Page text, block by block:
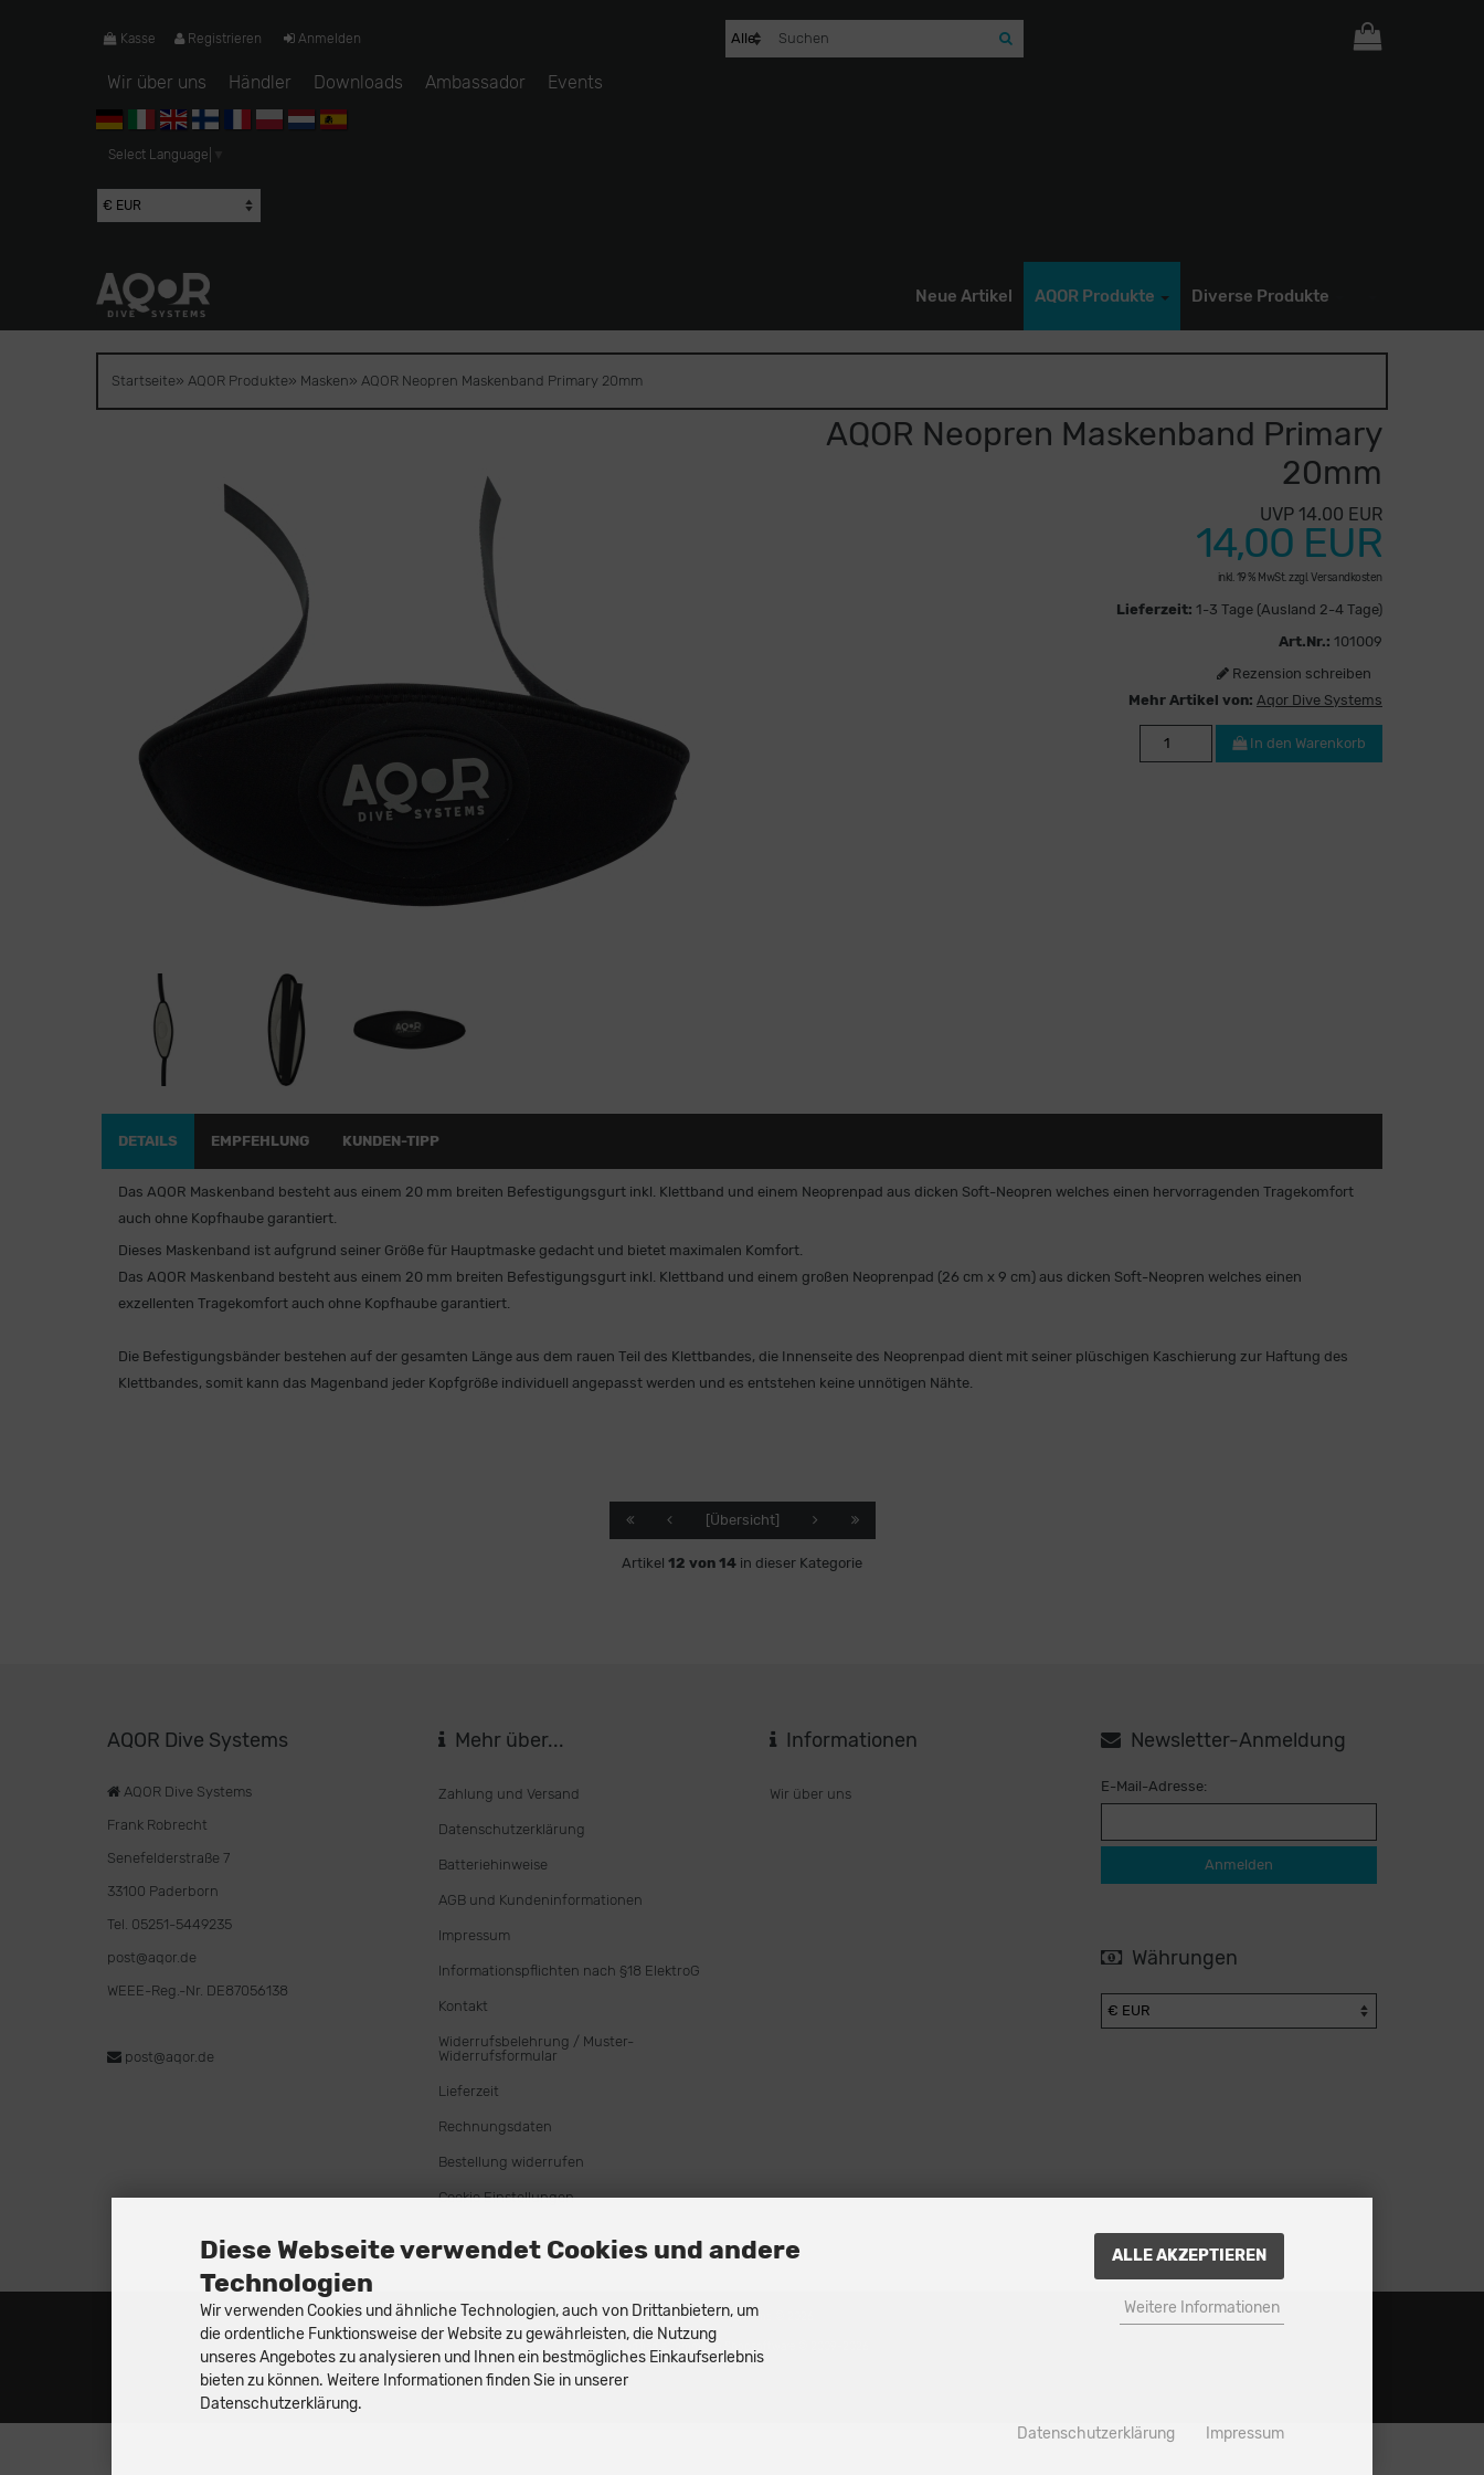
Kasse Registrieren Anmelden
Wir über uns Händler Downloads Ambassador Events
Select Language
AQOR Produkte Diverse Produkte
Neue Artikel
Startseite» AQOR Produkte» Masken» AQOR Neopren Maskenband Primary 20mm
AQOR Neopren Maskenband Primary
20mm
UVP 14.00 EUR
14,00 EUR
inkl. 19 % MwSt. zzgl.Versandkosten
Lieferzeit: 1-3 Tage (Ausland 2-4 Tage)
Art.Nr.: 101009
Rezension schreiben
Mehr Artikel von: Aqor Dive Systems
In den Warenkorb
DETAILS EMPFEHLUNG KUNDEN-TIPP
Das AQOR Maskenband besteht aus einem 20 mm breiten Befestigungsgurt inkl. Klettband und einem Neoprenpad aus dicken Soft-Neopren welches einen hervorragenden Tragekomfort
auch ohne Kopfhaube garantiert.
Dieses Maskenband ist aufgrund seiner Größe für Hauptmaske gedacht und bietet maximalen Komfort.
Das AQOR Maskenband besteht aus einem 20 mm breiten Befestigungsgurt inkl. Klettband und einem großen Neoprenpad (26 cm x 9 cm) aus dicken Soft-Neopren welches einen
exzellenten Tragekomfort auch ohne Kopfhaube garantiert.
Die Befestigungsbänder bestehen auf der gesamten Länge aus dem rauen Teil des Klettbandes, die Innenseite des Neoprenpad dient mit seiner plüschigen Kaschierung zur Haftung des
Klettbandes, somit kann das Magenband jeder Kopfgröße individuell angepasst werden und es entstehen keine unnötigen Nähte.
[Übersicht]
Artikel 12 von 14 in dieser Kategorie
AQOR Dive Systems
AQOR Dive Systems
Frank Robrecht
Senefelderstraße 7
33100 Paderborn
Tel. 05251-5449235
post@aqor.de
WEEE-Reg.-Nr. DE87056138
post@aqor.de
Mehr über...
Zahlung und Versand
Datenschutzerklärung
Batteriehinweise
AGB und Kundeninformationen
Impressum
Informationspflichten nach §18 ElektroG
Kontakt
Widerrufsbelehrung / Muster-
Widerrufsformular
Lieferzeit
Rechnungsdaten
Bestellung widerrufen
Cookie Einstellungen
Informationen
Wir über uns
Newsletter-Anmeldung
E-Mail-Adresse:
Anmelden
Währungen
AQOR Dive Systems © 2026
ified eCommerce Shopsoftware © 2009-2026
Diese Webseite verwendet Cookies und andere
Technologien
Wir verwenden Cookies und ähnliche Technologien, auch von Drittanbietern, um
die ordentliche Funktionsweise der Website zu gewährleisten, die Nutzung
unseres Angebotes zu analysieren und Ihnen ein bestmögliches Einkaufserlebnis
bieten zu können. Weitere Informationen finden Sie in unserer
Datenschutzerklärung.
ALLE AKZEPTIEREN
Weitere Informationen
Datenschutzerklärung Impressum